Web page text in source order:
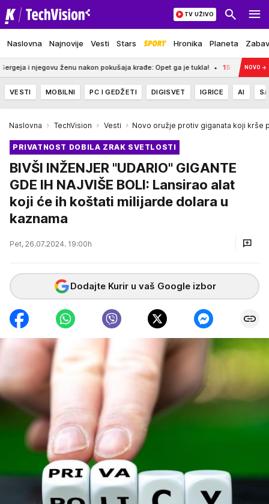
Naslovna Najnovije Vesti Stars Hronika Planeta
TV UŽIVO
ženu nakon pokušaja krađe: Opet ga je tukla! 15:42 UKRAJINCI NOVO →
VESTI MOBILNI PC I GEDŽETI DIGISVET IGRICE AI
Naslovna TechVision Vesti Novo oružje protiv giganata koji krše
PRIVATNOST DOBILA ZRAK SVETLOSTI
BIVŠI INŽENJER "UDARIO" GIGANTE
GDE IH NAJVIŠE BOLI: Lansirao alat
koji će ih koštati milijarde dolara u
kaznama
Pet, 26.07.2024. 19:00h
Dodajte Kurir u vaš Google izbor